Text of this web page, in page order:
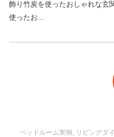
飾り竹炭を使ったおしゃれな玄
使ったお…
ベッドルーム実例 リビングダ